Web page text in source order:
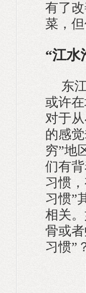
有了
菜，
“江水
东
或许
对于
的感
穷”地
们有
习惯
习惯”
相关
骨或
习惯”